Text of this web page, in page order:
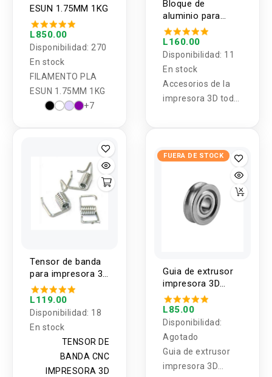
ESUN 1.75MM 1KG
L850.00
Disponibilidad: 270
En stock
FILAMENTO PLA
ESUN 1.75MM 1KG
+7
Bloque de
aluminio para
extrusor
impresora 3D
20x20x13mm
L160.00
Disponibilidad: 11
En stock
Accesorios de la
impresora 3D todo
calefacción de
de oxidación de
aluminio negro de
extremo
caliente20x20x13
Tensor de banda
para impresora 3D
(3U)
L119.00
Disponibilidad: 18
En stock
TENSOR DE
BANDA CNC
IMPRESORA 3D
FUERA DE STOCK
Guia de extrusor
impresora 3D
4x13x4mm
L85.00
Disponibilidad:
Agotado
Guia de extrusor
impresora 3D